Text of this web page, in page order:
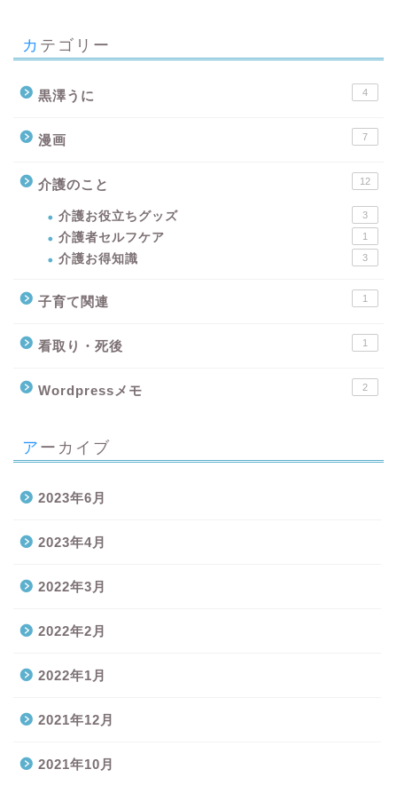
カテゴリー
黒澤うに 4
漫画 7
介護のこと 12
介護お役立ちグッズ 3
介護者セルフケア 1
介護お得知識 3
子育て関連 1
看取り・死後 1
Wordpressメモ 2
アーカイブ
2023年6月
2023年4月
2022年3月
2022年2月
2022年1月
2021年12月
2021年10月